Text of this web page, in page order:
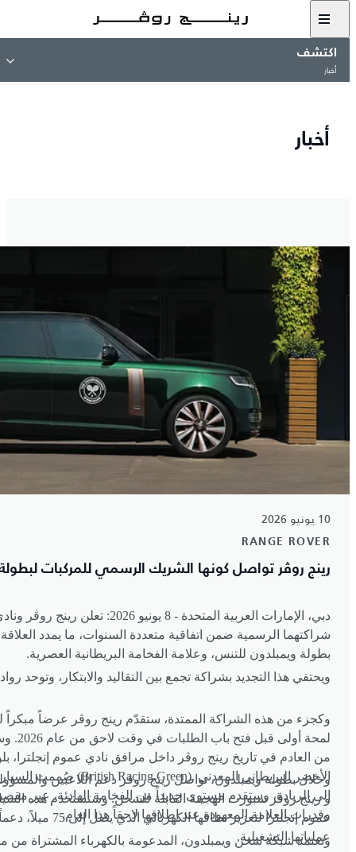
اكتشف
أخبار
أخبار
10 يونيو 2026
RANGE ROVER
رينج روڤر تواصل كونها الشريك الرسمي للمركبات
دبي، الإمارات العربية المتحدة 8 -
يونيو 2026: تعلن رينج
شراكتهما الرسمية ضمن اتفاقية متعددة السنوات، ما يمدد
بطولة ويمبلدون للتنس، وعلامة الفخامة البريطانية العصرية.
ويحتفي هذا التجديد بشراكة تجمع بين التقاليد والابتكار، وتوحد
وكجزء من هذه الشراكة الممتدة، ستقدّم رينج روڤر عرضاً مبكراً
لمحة
من العادم في تاريخ رينج روڤر داخل مرافق نادي عموم إنجلترا،
الأخضر البريطاني المعدني(British Racing Green). صُممت
إلى الريادة، وستقدم مستوى جديداً من الفخامة الهادئة، عبر
وقدرات العلامة المعهودة عند إطلاقها لاحقاً هذا العام.
وخلال بطولة ويمبلدون، تواصل رينج روڤر دعم اللاعبين
و رينج روڤر سبورت الهجينة القابلة للشحن. وستستخدم هذه
عموم إنجلترا
عملياتها التشغيلية.
وتعتمد شبكة شحن ويمبلدون، المدعومة بالكهرباء المشتراة